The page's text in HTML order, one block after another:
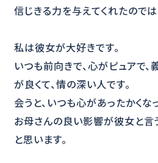
信じきる力を与えてくれたので
私は彼女が大好きです。
いつも前向きで、心がピュアで
が良くて、情の深い人です。
会うと、いつも心があったかくな
お母さんの良い影響が彼女と言
と思います。